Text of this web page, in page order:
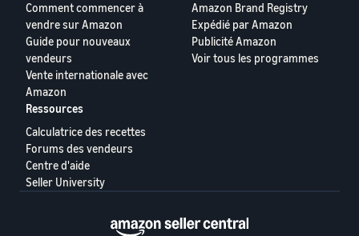
Comment commencer à
vendre sur Amazon
Guide pour nouveaux
vendeurs
Vente internationale avec
Amazon
Amazon Brand Registry
Expédié par Amazon
Publicité Amazon
Voir tous les programmes
Ressources
Calculatrice des recettes
Forums des vendeurs
Centre d'aide
Seller University